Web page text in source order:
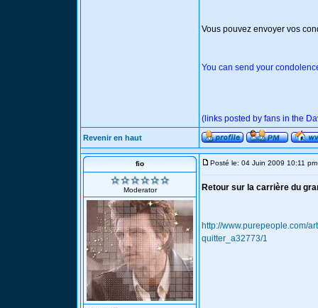
Vous pouvez envoyer vos
You can send your
(links posted by fans in the
Revenir en haut
fio
Moderator
Posté le: 04 Juin 2009 10:11 pm
Retour sur la carrière du
http://www.purepeople.com/
quitter_a32773/1